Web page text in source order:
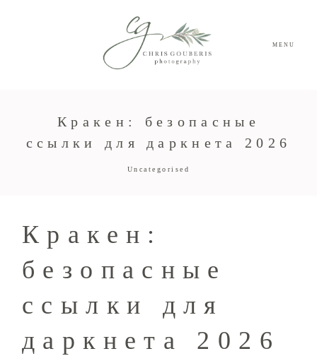
MENU
Кракен: безопасные
ссылки для даркнета 2026
Uncategorised
Кракен:
безопасные
ссылки для
даркнета 2026